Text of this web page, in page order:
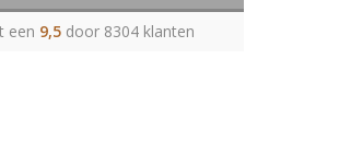
een 9,5 door 8304 klanten